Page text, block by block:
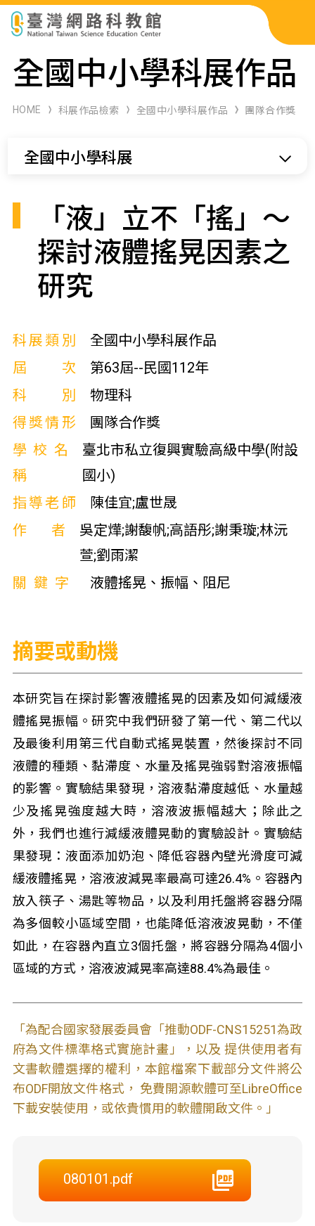
科展作品檢索
科學研習月刊
全國中小學科展作品
HOME 科展作品檢索 全國中小學科展作品 團隊合作獎
全國中小學科展
「液」立不「搖」～
探討液體搖晃因素之
研究
科展類別
全國中小學科展作品
屆次
第63屆--民國112年
科別
物理科
得獎情形
團隊合作獎
學校名
稱
臺北市私立復興實驗高級中學(附設
國小)
指導老師
陳佳宜;盧世晟
作者
吳定燁;謝馥帆;高語彤;謝秉璇;林沅
萱;劉雨潔
關鍵字
液體搖晃、振幅、阻尼
摘要或動機
本研究旨在探討影響液體搖晃的因素及如何減緩液
體搖晃振幅。研究中我們研發了第一代、第二代以
及最後利用第三代自動式搖晃裝置，然後探討不同
液體的種類、黏滯度、水量及搖晃強弱對溶液振幅
的影響。實驗結果發現，溶液黏滯度越低、水量越
少及搖晃強度越大時，溶液波振幅越大；除此之
外，我們也進行減緩液體晃動的實驗設計。實驗結
果發現：液面添加奶泡、降低容器內壁光滑度可減
緩液體搖晃，溶液波減晃率最高可達26.4%。容器內
放入筷子、湯匙等物品，以及利用托盤將容器分隔
為多個較小區域空間，也能降低溶液波晃動，不僅
如此，在容器內直立3個托盤，將容器分隔為4個小
區域的方式，溶液波減晃率高達88.4%為最佳。
「為配合國家發展委員會「推動ODF-CNS15251為政
府為文件標準格式實施計畫」，以及 提供使用者有
文書軟體選擇的權利，本館檔案下載部分文件將公
布ODF開放文件格式， 免費開源軟體可至LibreOffice
下載安裝使用，或依貴慣用的軟體開啟文件。」
080101.pdf